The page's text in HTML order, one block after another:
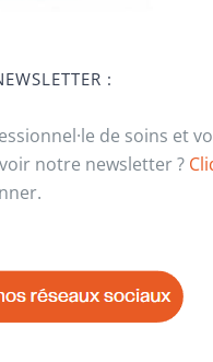
:
de soins et
notre newsletter ?